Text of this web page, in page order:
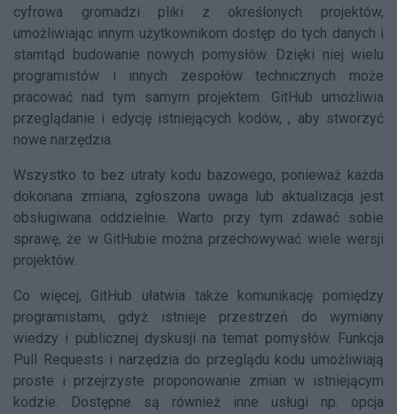
cyfrowa gromadzi pliki z określonych projektów,
umożliwiając innym użytkownikom dostęp do tych danych i
stamtąd budowanie nowych pomysłów. Dzięki niej wielu
programistów i innych zespołów technicznych może
pracować nad tym samym projektem. GitHub umożliwia
przeglądanie i edycję istniejących kodów, , aby stworzyć
nowe narzędzia.
Wszystko to bez utraty kodu bazowego, ponieważ każda
dokonana zmiana, zgłoszona uwaga lub aktualizacja jest
obsługiwana oddzielnie. Warto przy tym zdawać sobie
sprawę, że w GitHubie można przechowywać wiele wersji
projektów.
Co więcej, GitHub ułatwia także komunikację pomiędzy
programistami, gdyż istnieje przestrzeń do wymiany
wiedzy i publicznej dyskusji na temat pomysłów. Funkcja
Pull Requests i narzędzia do przeglądu kodu umożliwiają
proste i przejrzyste proponowanie zmian w istniejącym
kodzie. Dostępne są również inne usługi np. opcja